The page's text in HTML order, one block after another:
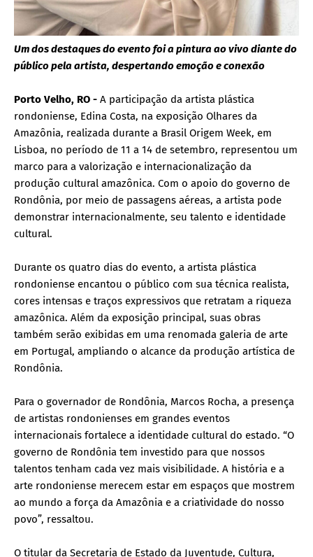
Um dos destaques do evento foi a pintura ao vivo diante do
público pela artista, despertando emoção e conexão
Porto Velho, RO - A participação da artista plástica
rondoniense, Edina Costa, na exposição Olhares da
Amazônia, realizada durante a Brasil Origem Week, em
Lisboa, no período de 11 a 14 de setembro, representou um
marco para a valorização e internacionalização da
produção cultural amazônica. Com o apoio do governo de
Rondônia, por meio de passagens aéreas, a artista pode
demonstrar internacionalmente, seu talento e identidade
cultural.
Durante os quatro dias do evento, a artista plástica
rondoniense encantou o público com sua técnica realista,
cores intensas e traços expressivos que retratam a riqueza
amazônica. Além da exposição principal, suas obras
também serão exibidas em uma renomada galeria de arte
em Portugal, ampliando o alcance da produção artística de
Rondônia.
Para o governador de Rondônia, Marcos Rocha, a presença
de artistas rondonienses em grandes eventos
internacionais fortalece a identidade cultural do estado. “O
governo de Rondônia tem investido para que nossos
talentos tenham cada vez mais visibilidade. A história e a
arte rondoniense merecem estar em espaços que mostrem
ao mundo a força da Amazônia e a criatividade do nosso
povo”, ressaltou.
O titular da Secretaria de Estado da Juventude, Cultura,